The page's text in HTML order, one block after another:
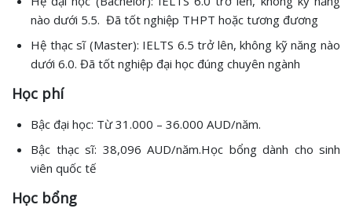
nào dưới 5.5. Đã tốt nghiệp THPT hoặc tương đương
Hệ thạc sĩ (Master): IELTS 6.5 trở lên, không kỹ năng nào
dưới 6.0. Đã tốt nghiệp đại học đúng chuyên ngành
Học phí
Bậc đại học: Từ 31.000 – 36.000 AUD/năm.
Bậc thạc sĩ: 38,096 AUD/năm.Học bổng dành cho sinh
viên quốc tế
Học bổng